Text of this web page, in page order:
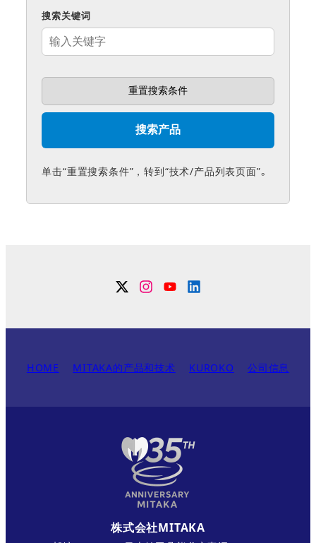
搜索关键词
单击“重置搜索条件”，转到“技术/产品列表页面”。
TwitterInstagram
YouTubeLinkdin
HOME MITAKA的产品和技术 KUROKO 公司信息
株式会社MITAKA